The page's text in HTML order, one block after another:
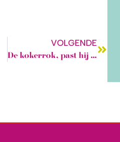
VOLGENDE
De kokerrok, past hij wel bij jou?